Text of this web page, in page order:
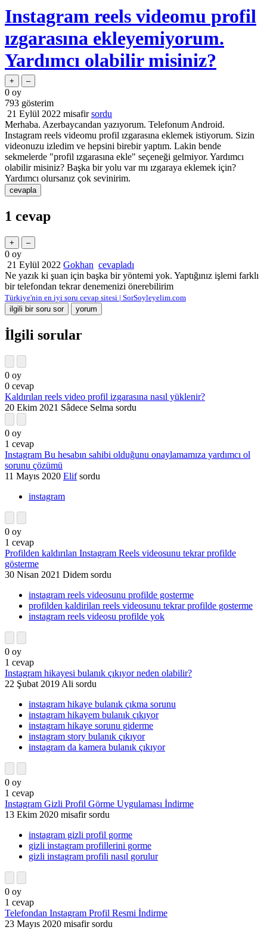
Instagram reels videomu profil
ızgarasına ekleyemiyorum.
Yardımcı olabilir misiniz?
0 oy
793 gösterim
21 Eylül 2022 misafir sordu
Merhaba. Azerbaycandan yazıyorum. Telefonum Android.
Instagram reels videomu profil ızgarasına eklemek istiyorum. Sizin
videonuzu izledim ve hepsini birebir yaptım. Lakin bende
sekmelerde "profil ızgarasına ekle" seçeneği gelmiyor. Yardımcı
olabilir misiniz? Başka bir yolu var mı ızgaraya eklemek için?
Yardımcı olursanız çok sevinirim.
1 cevap
0 oy
21 Eylül 2022 Gokhan cevapladı
Ne yazık ki şuan için başka bir yöntemi yok. Yaptığınız işlemi farklı
bir telefondan tekrar denemenizi önerebilirim
Türkiye'nin en iyi soru cevap sitesi | SorSoyleyelim.com
İlgili sorular
0 oy
0 cevap
Kaldırılan reels video profil izgarasına nasıl yüklenir?
20 Ekim 2021 Sâdece Selma sordu
0 oy
1 cevap
Instagram Bu hesabın sahibi olduğunu onaylamamıza yardımcı ol
sorunu çözümü
11 Mayıs 2020 Elif sordu
instagram
0 oy
1 cevap
Profilden kaldırılan Instagram Reels videosunu tekrar profilde
gösterme
30 Nisan 2021 Didem sordu
instagram reels videosunu profilde gosterme
profilden kaldirilan reels videosunu tekrar profilde gosterme
instagram reels videosu profilde yok
0 oy
1 cevap
Instagram hikayesi bulanık çıkıyor neden olabilir?
22 Şubat 2019 Ali sordu
instagram hikaye bulanık çıkma sorunu
instagram hikayem bulanık çıkıyor
instagram hikaye sorunu giderme
instagram story bulanık çıkıyor
instagram da kamera bulanık çıkıyor
0 oy
1 cevap
Instagram Gizli Profil Görme Uygulaması İndirme
13 Ekim 2020 misafir sordu
instagram gizli profil gorme
gizli instagram profillerini gorme
gizli instagram profili nasıl gorulur
0 oy
1 cevap
Telefondan Instagram Profil Resmi İndirme
23 Mayıs 2020 misafir sordu